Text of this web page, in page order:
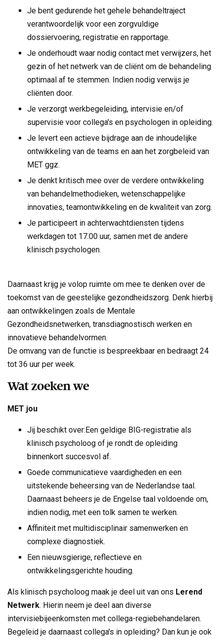
Je bent gedurende het gehele behandeltraject
verantwoordelijk voor een zorgvuldige
dossiervoering, registratie en rapportage.
Je onderhoudt waar nodig contact met verwijzers, het
gezin of het netwerk van de cliënt om de behandeling
optimaal af te stemmen. Indien nodig verwijs je
cliënten door.
Je verzorgt werkbegeleiding, intervisie en/of
supervisie voor collega's en psychologen in opleiding.
Je levert een actieve bijdrage aan de inhoudelijke
ontwikkeling van de teams en aan het zorgbeleid van
MET ggz.
Je denkt kritisch mee over de verdere ontwikkeling
van behandelmethodieken, wetenschappelijke
innovaties, teamontwikkeling en de kwaliteit van zorg.
Je participeert in achterwachtdiensten tijdens
werkdagen tot 17.00 uur, samen met de andere
klinisch psychologen.
Daarnaast krijg je volop ruimte om mee te denken over de
toekomst van de geestelijke gezondheidszorg. Denk hierbij
aan ontwikkelingen zoals de Mentale
Gezondheidsnetwerken, transdiagnostisch werken en
innovatieve behandelvormen.
De omvang van de functie is bespreekbaar en bedraagt 24
tot 36 uur per week.
Wat zoeken we
MET jou
Jij beschikt over:Een geldige BIG-registratie als
klinisch psycholoog of je rondt de opleiding
binnenkort succesvol af.
Goede communicatieve vaardigheden en een
uitstekende beheersing van de Nederlandse taal.
Daarnaast beheers je de Engelse taal voldoende om,
indien nodig, met een tolk samen te werken.
Affiniteit met multidisciplinair samenwerken en
complexe diagnostiek.
Een nieuwsgierige, reflectieve en
ontwikkelingsgerichte houding.
Als klinisch psycholoog maak je deel uit van ons Lerend
Netwerk. Hierin neem je deel aan diverse
intervisiebijeenkomsten met collega-regiebehandelaren.
Begeleid je daarnaast collega's in opleiding? Dan kun je ook